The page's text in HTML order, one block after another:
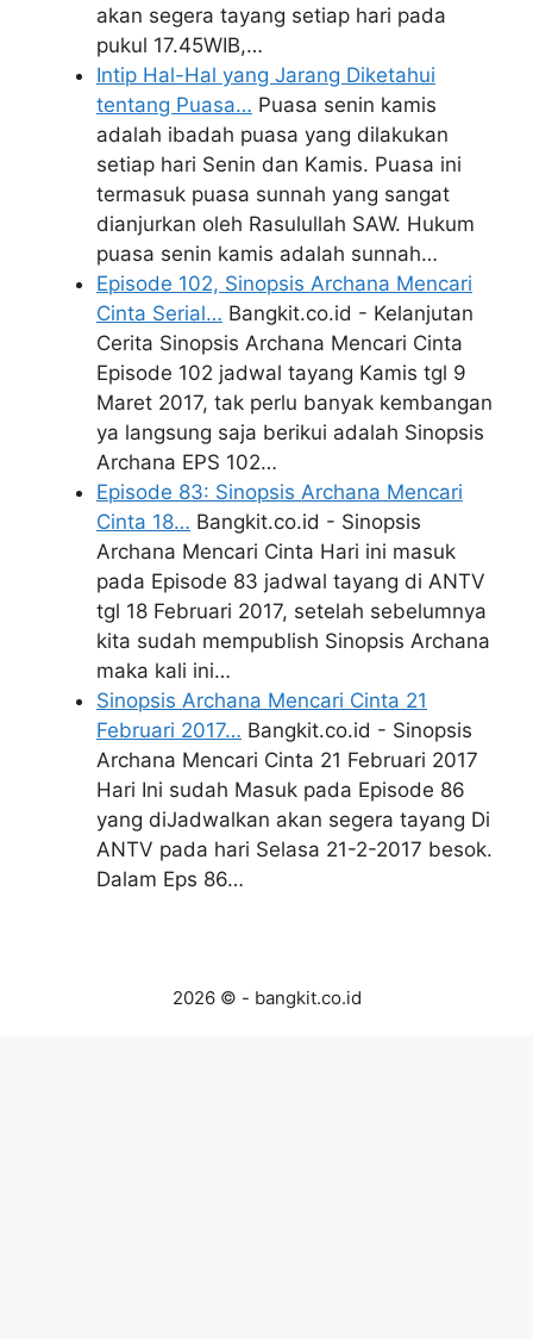
akan segera tayang setiap hari pada
pukul 17.45WIB,…
Intip Hal-Hal yang Jarang Diketahui
tentang Puasa… Puasa senin kamis
adalah ibadah puasa yang dilakukan
setiap hari Senin dan Kamis. Puasa ini
termasuk puasa sunnah yang sangat
dianjurkan oleh Rasulullah SAW. Hukum
puasa senin kamis adalah sunnah…
Episode 102, Sinopsis Archana Mencari
Cinta Serial… Bangkit.co.id - Kelanjutan
Cerita Sinopsis Archana Mencari Cinta
Episode 102 jadwal tayang Kamis tgl 9
Maret 2017, tak perlu banyak kembangan
ya langsung saja berikui adalah Sinopsis
Archana EPS 102…
Episode 83: Sinopsis Archana Mencari
Cinta 18… Bangkit.co.id - Sinopsis
Archana Mencari Cinta Hari ini masuk
pada Episode 83 jadwal tayang di ANTV
tgl 18 Februari 2017, setelah sebelumnya
kita sudah mempublish Sinopsis Archana
maka kali ini…
Sinopsis Archana Mencari Cinta 21
Februari 2017… Bangkit.co.id - Sinopsis
Archana Mencari Cinta 21 Februari 2017
Hari Ini sudah Masuk pada Episode 86
yang diJadwalkan akan segera tayang Di
ANTV pada hari Selasa 21-2-2017 besok.
Dalam Eps 86…
2026 © - bangkit.co.id